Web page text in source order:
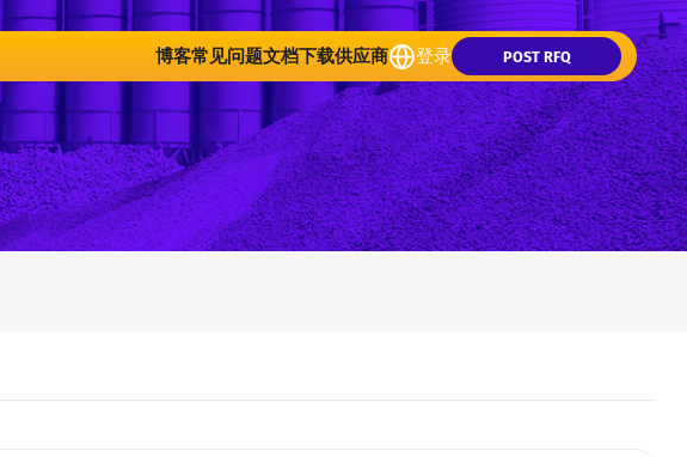
博客常见问题文档下载供应商 登录 POST RFQ